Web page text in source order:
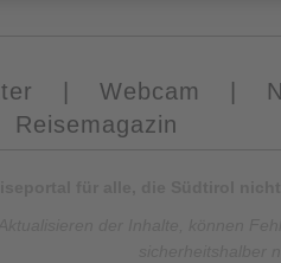
Webcam
Reisemagazin